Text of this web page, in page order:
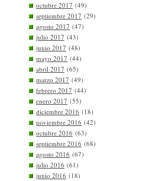
octubre 2017 (49)
septiembre 2017 (29)
agosto 2017 (47)
julio 2017 (43)
junio 2017 (48)
mayo 2017 (44)
abril 2017 (65)
marzo 2017 (49)
febrero 2017 (44)
enero 2017 (55)
diciembre 2016 (18)
noviembre 2016 (42)
octubre 2016 (63)
septiembre 2016 (68)
agosto 2016 (67)
julio 2016 (61)
junio 2016 (18)